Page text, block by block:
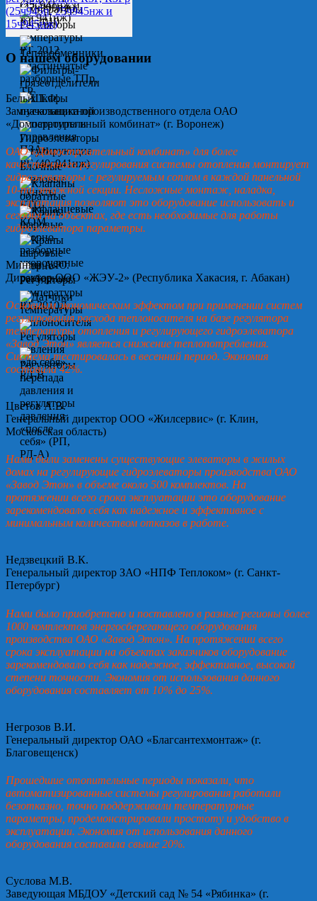
О нашем оборудовании
Белых Т.Ф.
Замначальника производственного отдела ОАО
«Домостроительный комбинат» (г. Воронеж)
ОАО «Домостроительный комбинат» для более
качественного регулирования системы отопления монтирует
гидроэлеваторы с регулируемым соплом в каждой панельной
10-ти этажной секции. Несложные монтаж, наладка,
эксплуатация позволяют это оборудование использовать и
сегодня на объектах, где есть необходимые для работы
гидроэлеватора параметры.
Минин А.Ю.
Директор ООО «ЖЭУ-2» (Республика Хакасия, г. Абакан)
Основным экономическим эффектом при применении систем
регулирования расхода теплоносителя на базе регулятора
температуры отопления и регулирующего гидроэлеватора
«Завод Этон» является снижение теплопотребления.
Система тестировалась в весенний период. Экономия
составила 42%.
Цветов А.В.
Генеральный директор ООО «Жилсервис» (г. Клин,
Московская область)
Нами были заменены существующие элеваторы в жилых
домах на регулирующие гидроэлеваторы производства ОАО
«Завод Этон» в объеме около 500 комплектов. На
протяжении всего срока эксплуатации это оборудование
зарекомендовало себя как надежное и эффективное с
минимальным количеством отказов в работе.
Недзвецкий В.К.
Генеральный директор ЗАО «НПФ Теплоком» (г. Санкт-
Петербург)
Нами было приобретено и поставлено в разные регионы более
1000 комплектов энергосберегающего оборудования
производства ОАО «Завод Этон». На протяжении всего
срока эксплуатации на объектах заказчиков оборудование
зарекомендовало себя как надежное, эффективное, высокой
степени точности. Экономия от использования данного
оборудования составляет от 10% до 25%.
Негрозов В.И.
Генеральный директор ОАО «Благсантехмонтаж» (г.
Благовещенск)
Прошедшие отопительные периоды показали, что
автоматизированные системы регулирования работали
безотказно, точно поддерживали температурные
параметры, продемонстрировали простоту и удобство в
эксплуатации. Экономия от использования данного
оборудования составила свыше 20%.
Суслова М.В.
Заведующая МБДОУ «Детский сад № 54 «Рябинка» (г.